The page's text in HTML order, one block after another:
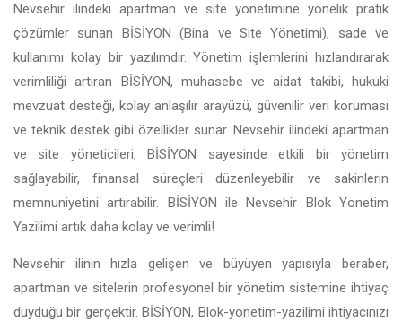
Nevsehir ilindeki apartman ve site yönetimine yönelik pratik
çözümler sunan BİSİYON (Bina ve Site Yönetimi), sade ve
kullanımı kolay bir yazılımdır. Yönetim işlemlerini hızlandırarak
verimliliği artıran BİSİYON, muhasebe ve aidat takibi, hukuki
mevzuat desteği, kolay anlaşılır arayüzü, güvenilir veri koruması
ve teknik destek gibi özellikler sunar. Nevsehir ilindeki apartman
ve site yöneticileri, BİSİYON sayesinde etkili bir yönetim
sağlayabilir, finansal süreçleri düzenleyebilir ve sakinlerin
memnuniyetini artırabilir. BİSİYON ile Nevsehir Blok Yonetim
Yazilimi artık daha kolay ve verimli!
Nevsehir ilinin hızla gelişen ve büyüyen yapısıyla beraber,
apartman ve sitelerin profesyonel bir yönetim sistemine ihtiyaç
duyduğu bir gerçektir. BİSİYON, Blok-yonetim-yazilimi ihtiyacınızı